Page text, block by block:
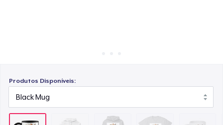
Produtos Disponíveis: